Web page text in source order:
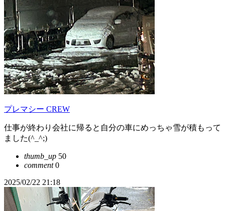
プレマシー CREW
仕事が終わり会社に帰ると自分の車にめっちゃ雪が積もって
ました(^_^;)
thumb_up 50
comment0
2025/02/22 21:18